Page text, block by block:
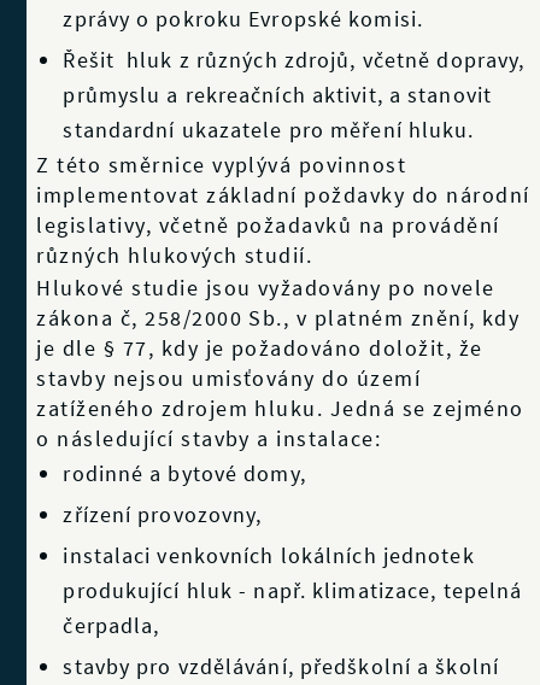
zprávy o pokroku Evropské komisi.
Řešit hluk z různých zdrojů, včetně dopravy,
průmyslu a rekreačních aktivit, a stanovit
standardní ukazatele pro měření hluku.
Z této směrnice vyplývá povinnost
implementovat základní poždavky do národní
legislativy, včetně požadavků na provádění
různých hlukových studií.
Hlukové studie jsou vyžadovány po novele
zákona č, 258/2000 Sb., v platném znění, kdy
je dle § 77, kdy je požadováno doložit, že
stavby nejsou umisťovány do území
zatíženého zdrojem hluku. Jedná se zejméno
o následující stavby a instalace:
rodinné a bytové domy,
zřízení provozovny,
instalaci venkovních lokálních jednotek
produkující hluk - např. klimatizace, tepelná
čerpadla,
stavby pro vzdělávání, předškolní a školní